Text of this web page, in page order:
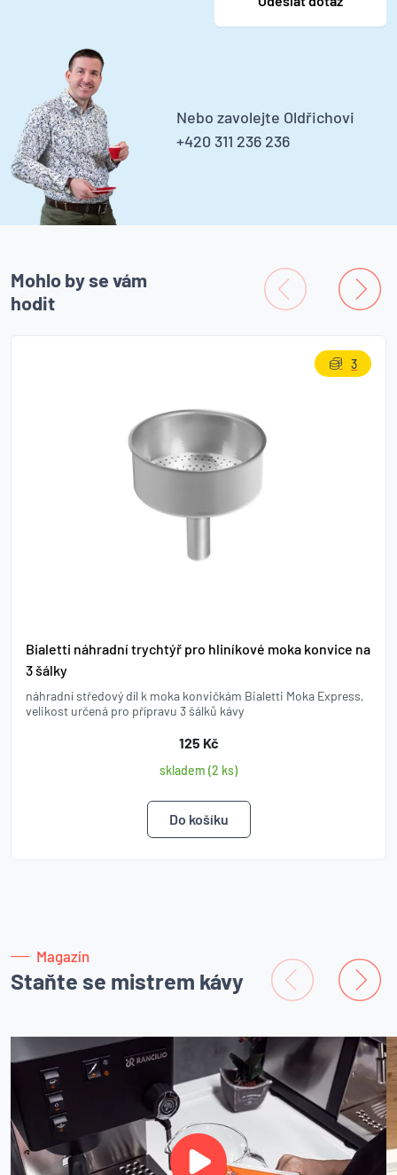
Nebo zavolejte Oldřichovi
+420 311 236 236
Mohlo by se vám
hodit
Bialetti náhradní trychtýř pro hliníkové moka konvice na
3 šálky
náhradní středový díl k moka konvičkám Bialetti Moka Express,
velikost určená pro přípravu 3 šálků kávy
125 Kč
skladem (2 ks)
3
Magazín
Staňte se mistrem kávy